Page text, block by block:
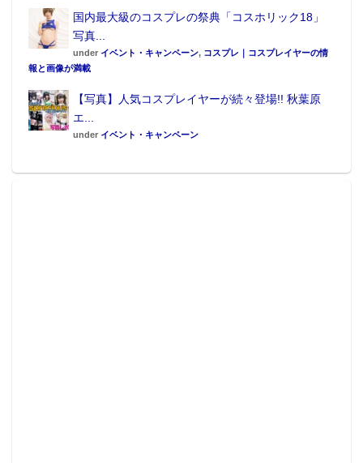
国内最大級のコスプレの祭典「コスホリック18」
写真...
under イベント・キャンペーン, コスプレ｜コスプレイヤーの情
報と画像が満載
【写真】人気コスプレイヤーが続々登場!! 秋葉原
エ...
under イベント・キャンペーン